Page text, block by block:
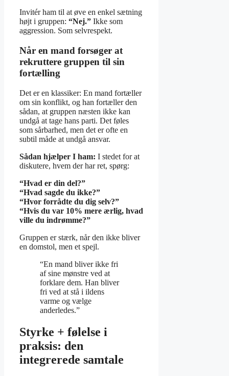
Invitér ham til at øve en enkel sætning
højt i gruppen: “Nej.” Ikke som
aggression. Som selvrespekt.
Når en mand forsøger at
rekruttere gruppen til sin
fortælling
Det er en klassiker: En mand fortæller
om sin konflikt, og han fortæller den
sådan, at gruppen næsten ikke kan
undgå at tage hans parti. Det føles
som sårbarhed, men det er ofte en
subtil måde at undgå ansvar.
Sådan hjælper I ham: I stedet for at
diskutere, hvem der har ret, spørg:
“Hvad er din del?”
“Hvad sagde du ikke?”
“Hvor forrådte du dig selv?”
“Hvis du var 10% mere ærlig, hvad
ville du indrømme?”
Gruppen er stærk, når den ikke bliver
en domstol, men et spejl.
“En mand bliver ikke fri
af sine mønstre ved at
forklare dem. Han bliver
fri ved at stå i ildens
varme og vælge
anderledes.”
Styrke + følelse i
praksis: den
integrerede samtale